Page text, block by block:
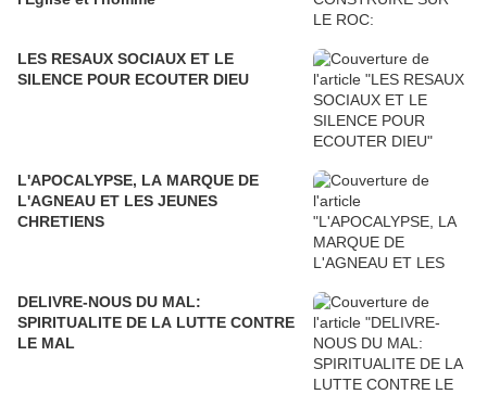
LES RESAUX SOCIAUX ET LE
SILENCE POUR ECOUTER DIEU
L'APOCALYPSE, LA MARQUE DE
L'AGNEAU ET LES JEUNES
CHRETIENS
DELIVRE-NOUS DU MAL:
SPIRITUALITE DE LA LUTTE CONTRE
LE MAL